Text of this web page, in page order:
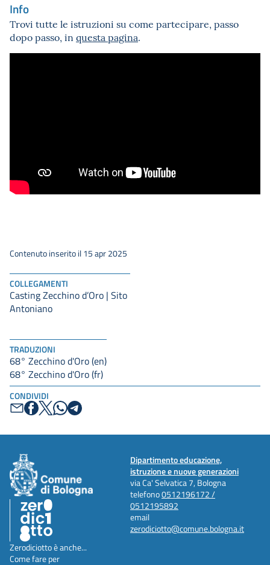
TRADUZIONI
68° Zecchino d'Oro (en)
68° Zecchino d'Oro (fr)
CONDIVIDI
Info
Trovi tutte le istruzioni su come partecipare, passo
dopo passo, in questa pagina.
COLLEGAMENTI
Casting Zecchino d’Oro | Sito
Antoniano
Contenuto inserito il 15 apr 2025
Dipartimento educazione,
istruzione e nuove generazioni
via Ca' Selvatica 7, Bologna
telefono0512196172 /
0512195892
email
zerodiciotto@comune.bologna.it
Zerodiciotto è anche...
Come fare per